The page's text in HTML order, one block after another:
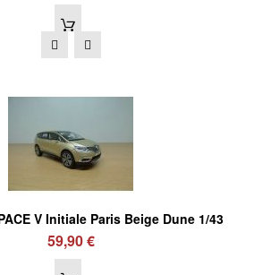
V Initiale Paris Beige Dune 1/43
59,90 €